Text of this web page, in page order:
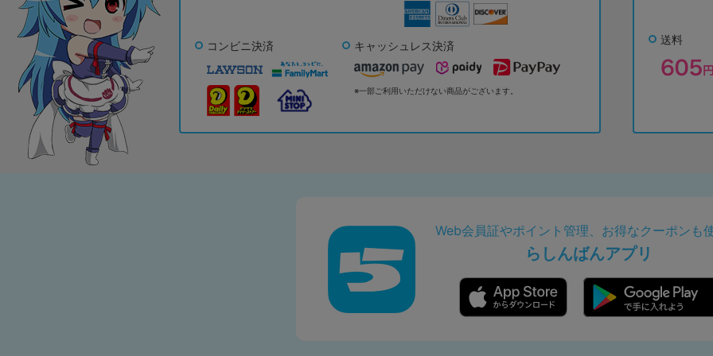
コンビニ決済 キャッシュレス決済
※一部ご利用いただけない商品がございます。
送料
Web会員証やポイント管理、お得なクーポンも
らしんばんアプリ